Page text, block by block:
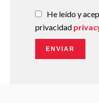
He leído y
privacidad
ENVIAR